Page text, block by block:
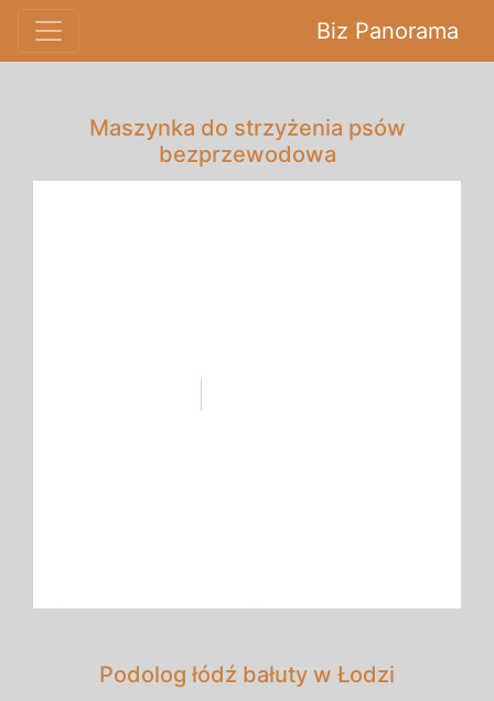
Biz Panorama
Maszynka do strzyżenia psów
bezprzewodowa
Podolog łódź bałuty w Łodzi